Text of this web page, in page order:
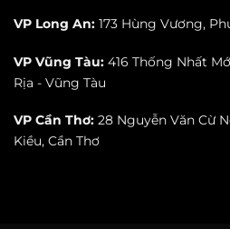
VP Long An: 173 Hùng Vương,
VP Vũng Tàu: 416 Thống Nhất
Rịa - Vũng Tàu
VP Cần Thơ: 28 Nguyễn Văn Cừ
Kiều, Cần Thơ